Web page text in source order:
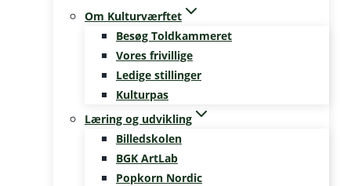
Om Kulturværftet
Besøg Toldkammeret
Vores frivillige
Ledige stillinger
Kulturpas
Læring og udvikling
Billedskolen
BGK ArtLab
Popkorn Nordic